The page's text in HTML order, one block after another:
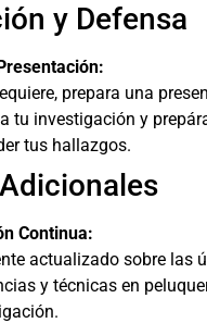
y Defensa
prepara una
tu investigación y
tus hallazgos.
Continua:
actualizado sobre las
y técnicas en